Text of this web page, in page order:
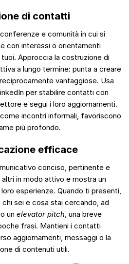
di contatti
e comunità in cui si
con interessi o orientamenti
Approccia la costruzione di
a lungo termine: punta a creare
vantaggiose. Usa
per stabilire contatti con
e segui i loro aggiornamenti.
incontri informali, favoriscono
più profondo.
efficace
conciso, pertinente e
in modo attivo e mostra un
esperienze. Quando ti presenti,
sei e cosa stai cercando, ad
un elevator pitch, una breve
frasi. Mantieni i contatti
aggiornamenti, messaggi o la
di contenuti utili.